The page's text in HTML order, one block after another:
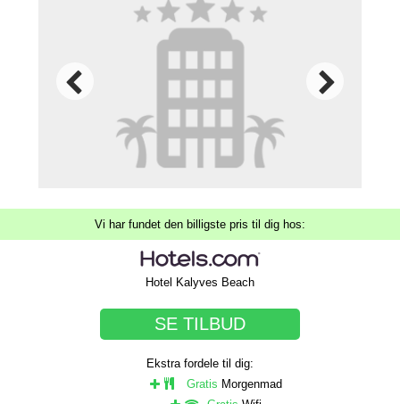
Vi har fundet den billigste pris til dig hos:
Hotel Kalyves Beach
SE TILBUD
Ekstra fordele til dig:
Gratis Morgenmad